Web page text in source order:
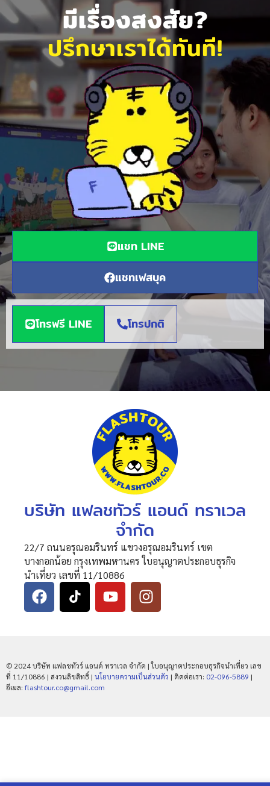
มีเรื่องสงสัย?
ปรึกษาเราได้ทันที!
แชท LINE
แชทเฟสบุค
โทรฟรี LINE โทรปกติ
บริษัท แฟลชทัวร์ แอนด์ ทราเวล
จำกัด
22/7 ถนนอรุณอมรินทร์ แขวงอรุณอมรินทร์ เขต
บางกอกน้อย กรุงเทพมหานคร ใบอนุญาตประกอบธุรกิจ
นำเที่ยว เลขที่ 11/10886
© 2024 บริษัท แฟลชทัวร์ แอนด์ ทราเวล จำกัด | ใบอนุญาตประกอบธุรกิจนำเที่ยว เลข
ที่ 11/10886 | สงวนลิขสิทธิ์ | นโยบายความเป็นส่วนตัว | ติดต่อเรา: 02-096-5889 |
อีเมล: flashtour.co@gmail.com